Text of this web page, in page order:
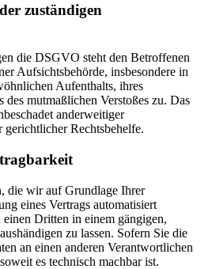
zuständigen
die DSGVO steht den Betroffenen
Aufsichtsbehörde, insbesondere in
Aufenthalts, ihres
des mutmaßlichen Verstoßes zu. Das
anderweitiger
Rechtsbehelfe.
die wir auf Grundlage Ihrer
eines Vertrags automatisiert
Dritten in einem gängigen,
zu lassen. Sofern Sie die
an einen anderen Verantwortlichen
es technisch machbar ist.